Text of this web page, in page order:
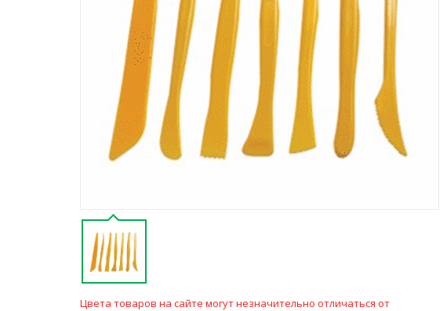
Цвета товаров на сайте могут незначительно отличаться от